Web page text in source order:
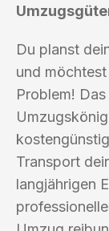
Du planst
und
Problem!
Transport
langjährigen